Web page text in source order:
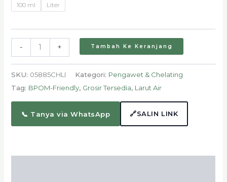
100 ml Liter
- + Tambah Ke Keranjang
SKU: 05885CHLI Kategori: Pengawet & Chelating
Tag: BPOM-Friendly, Grosir Tersedia, Larut Air
📞 Tanya via WhatsApp 🔗SALIN LINK